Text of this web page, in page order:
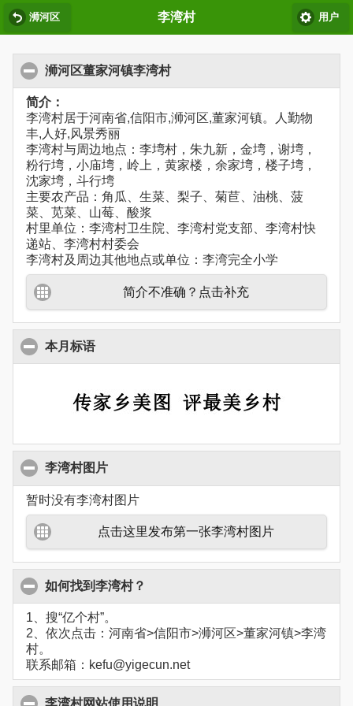
浉河区 李湾村 用户
浉河区董家河镇李湾村
简介：
李湾村居于河南省,信阳市,浉河区,董家河镇。人勤物
丰,人好,风景秀丽
李湾村与周边地点：李塆村，朱九新，金塆，谢塆，
粉行塆，小庙塆，岭上，黄家楼，余家塆，楼子塆，
沈家塆，斗行塆
主要农产品：角瓜、生菜、梨子、菊苣、油桃、菠
菜、苋菜、山莓、酸浆
村里单位：李湾村卫生院、李湾村党支部、李湾村快
递站、李湾村村委会
李湾村及周边其他地点或单位：李湾完全小学
简介不准确？点击补充
本月标语
李湾村图片
暂时没有李湾村图片
点击这里发布第一张李湾村图片
如何找到李湾村？
1、搜“亿个村”。
2、依次点击：河南省>信阳市>浉河区>董家河镇>李湾
村。
联系邮箱：kefu@yigecun.net